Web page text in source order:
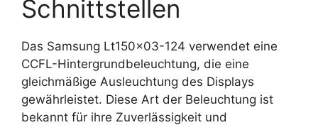
Schnittstellen
Das Samsung Lt150x03-124 verwendet eine
CCFL-Hintergrundbeleuchtung, die eine
gleichmäßige Ausleuchtung des Displays
gewährleistet. Diese Art der Beleuchtung ist
bekannt für ihre Zuverlässigkeit und